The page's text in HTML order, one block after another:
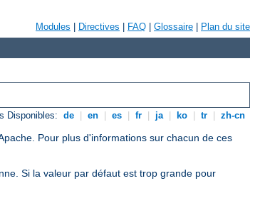
Modules Directives FAQ Glossaire Plan du site
Disponibles: de en es fr ja ko tr zh-cn
Pour plus d'informations sur chacun de ces
Si la valeur par défaut est trop grande pour